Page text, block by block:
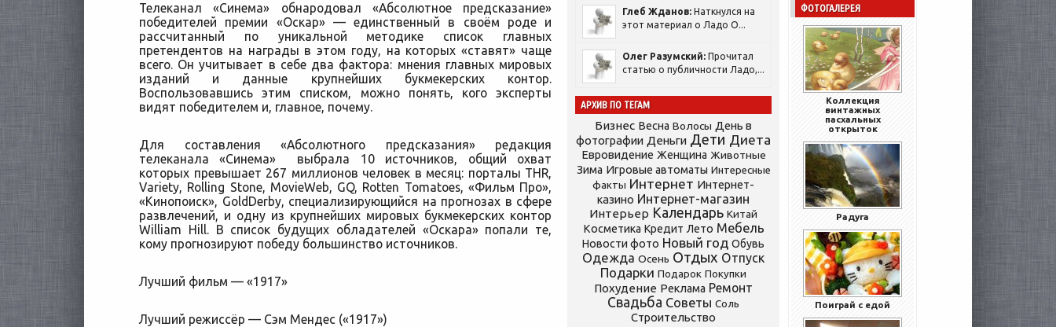
Телеканал «Синема» обнародовал «Абсолютное предсказание»
победителей премии «Оскар» — единственный в своём роде и
рассчитанный по уникальной методике список главных
претендентов на награды в этом году, на которых «ставят» чаще
всего. Он учитывает в себе два фактора: мнения главных мировых
изданий и данные крупнейших букмекерских контор.
Воспользовавшись этим списком, можно понять, кого эксперты
видят победителем и, главное, почему.
Для составления «Абсолютного предсказания» редакция
телеканала «Синема» выбрала 10 источников, общий охват
которых превышает 267 миллионов человек в месяц: порталы THR,
Variety, Rolling Stone, MovieWeb, GQ, Rotten Tomatoes, «Фильм Про»,
«Кинопоиск», GoldDerby, специализирующийся на прогнозах в сфере
развлечений, и одну из крупнейших мировых букмекерских контор
William Hill. В список будущих обладателей «Оскара» попали те,
кому прогнозируют победу большинство источников.
Лучший фильм — «1917»
Лучший режиссёр — Сэм Мендес («1917»)
Глеб Жданов: Наткнулся на
этот материал о Ладо О...
Олег Разумский: Прочитал
статью о публичности Ладо,...
АРХИВ ПО ТЕГАМ
Бизнес Весна Волосы День в
фотографии Деньги Дети Диета
Евровидение Женщина Животные
Зима Игровые автоматы Интересные
факты Интернет Интернет-
казино Интернет-магазин
Интерьер Календарь Китай
Косметика Кредит Лето Мебель
Новости фото Новый год Обувь
Одежда Осень Отдых Отпуск
Подарки Подарок Покупки
Похудение Реклама Ремонт
Свадьба Советы Соль
Строительство
ФОТОГАЛЕРЕЯ
Коллекция
винтажных
пасхальных
открыток
Радуга
Поиграй с едой